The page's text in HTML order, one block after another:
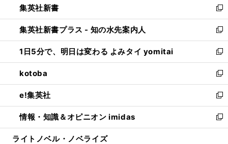
く
で
開
く
ィ
ン
ド
ウ
で
開
く
い
ウ
ィ
ン
ド
ウ
で
開
く
集英社新書
新
し
い
ウ
ィ
ン
ド
ウ
で
開
く
集英社新書プラス - 知の水先案内人
新
し
い
ウ
ィ
ン
ド
ウ
で
開
1日5分で、明日は変わる よみタイ yomitai
新
し
い
ウ
ィ
ン
ド
ウ
kotoba
新
し
い
ウ
ィ
ン
e!集英社
新
し
い
ウ
情報・知識＆オピニオン imidas
新
し
ライトノベル・ノベライズ